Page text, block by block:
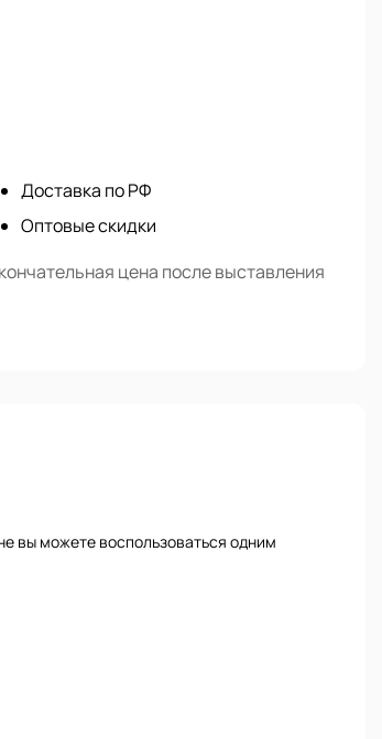
Доставка по РФ
Оптовые скидки
цена после выставления
вы можете воспользоваться одним